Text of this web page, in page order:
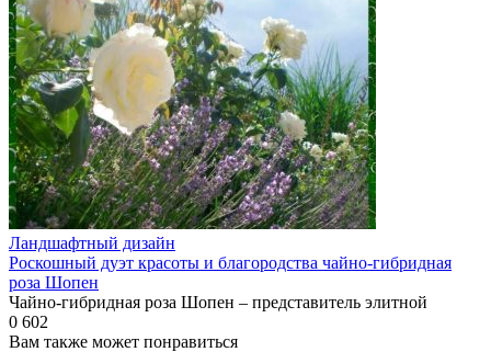
Ландшафтный дизайн
Роскошный дуэт красоты и благородства чайно-гибридная
роза Шопен
Чайно-гибридная роза Шопен – представитель элитной
0 602
Вам также может понравиться